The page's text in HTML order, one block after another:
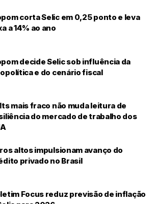
corta Selic em 0,25 ponto e leva
a 14% ao ano
decide Selic sob influência da
e do cenário fiscal
mais fraco não muda leitura de
do mercado de trabalho dos
altos impulsionam avanço do
privado no Brasil
Focus reduz previsão de inflação